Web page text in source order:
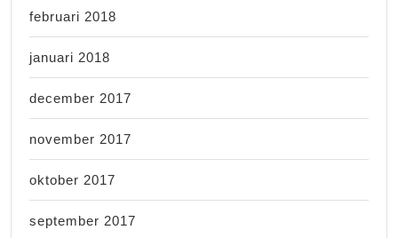
februari 2018
januari 2018
december 2017
november 2017
oktober 2017
september 2017